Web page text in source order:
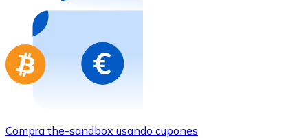
Compra tarjetas regalo de tus marcas favoritas con
Ir a la tienda de tarjetas regalo
Compra the-sandbox usando cupones